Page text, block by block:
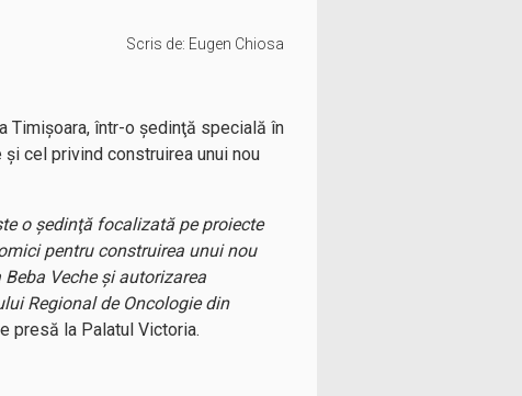
Scris de: Eugen Chiosa
Timişoara, într-o şedinţă specială în
cel privind construirea unui nou
o şedinţă focalizată pe proiecte
pentru construirea unui nou
Veche şi autorizarea
Regional de Oncologie din
presă la Palatul Victoria.